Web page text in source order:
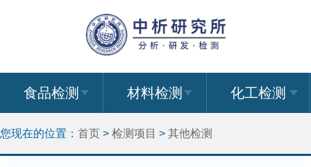
食品检测 材料检测 化工检测
您现在的位置： 首页 > 检测项目 > 其他检测